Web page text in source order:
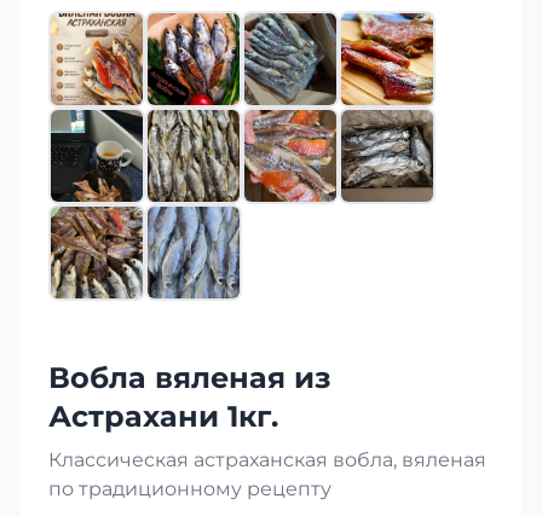
Вобла вяленая из
Астрахани 1кг.
Классическая астраханская вобла, вяленая
по традиционному рецепту